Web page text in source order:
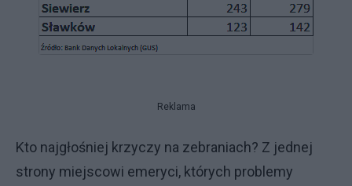
Reklama
Kto najgłośniej krzyczy na zebraniach? Z jednej
strony miejscowi emeryci, których problemy